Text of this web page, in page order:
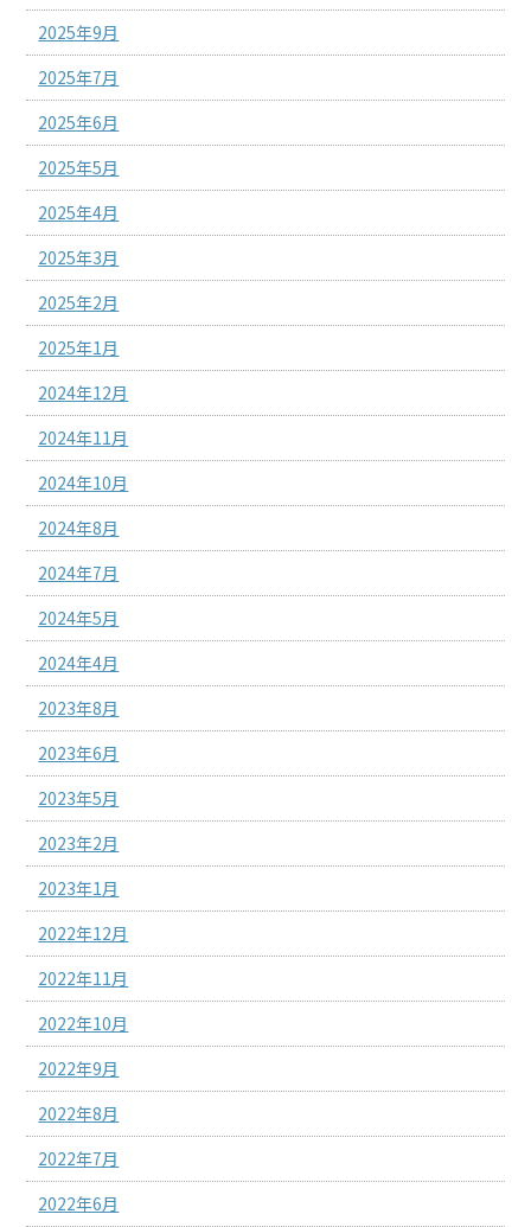
2025年9月
2025年7月
2025年6月
2025年5月
2025年4月
2025年3月
2025年2月
2025年1月
2024年12月
2024年11月
2024年10月
2024年8月
2024年7月
2024年5月
2024年4月
2023年8月
2023年6月
2023年5月
2023年2月
2023年1月
2022年12月
2022年11月
2022年10月
2022年9月
2022年8月
2022年7月
2022年6月